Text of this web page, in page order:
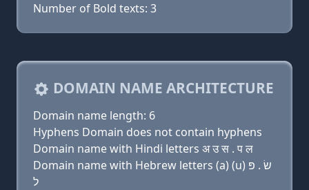
Number of Bold texts: 3
DOMAIN NAME ARCHITECTURE
Domain name length: 6
Hyphens Domain does not contain hyphens
Domain name with Hindi letters अ उ स . प ल
Domain name with Hebrew letters (a) (u) שׂ . פּ
ל